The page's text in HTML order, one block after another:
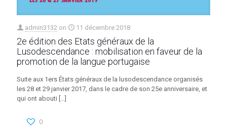
admin3132 on 11 décembre 2018
2e édition des Etats généraux de la
Lusodescendance : mobilisation en faveur de la
promotion de la langue portugaise
Suite aux 1ers États généraux de la lusodescendance organisés
les 28 et 29 janvier 2017, dans le cadre de son 25e anniversaire, et
qui ont abouti
0